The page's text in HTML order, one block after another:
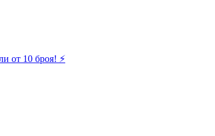
от 10 броя! ⚡️